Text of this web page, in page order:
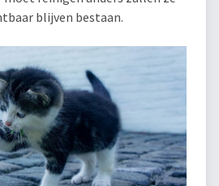
blijven bestaan.